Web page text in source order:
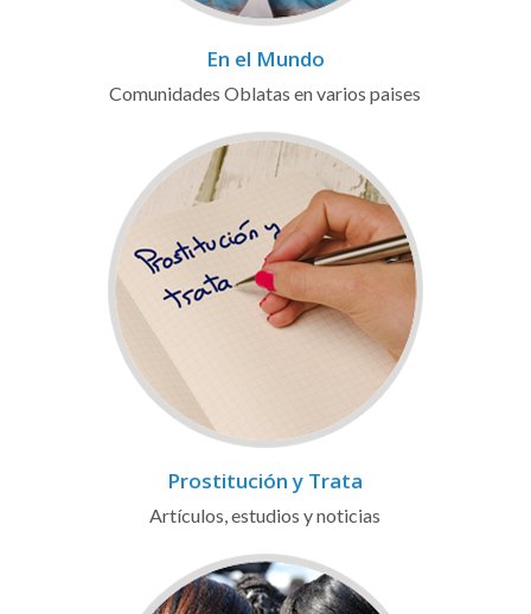
En el Mundo
Comunidades Oblatas en varios paises
Prostitución y Trata
Artículos, estudios y noticias